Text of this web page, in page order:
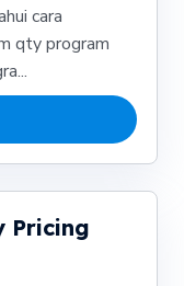
cara
qty program
Pricing